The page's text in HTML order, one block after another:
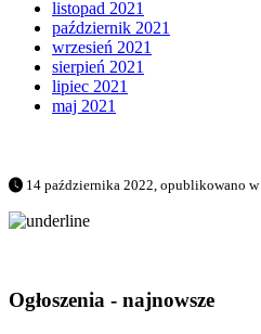
listopad 2021
październik 2021
wrzesień 2021
sierpień 2021
lipiec 2021
maj 2021
14 października 2022, opublikowano w
Ogłoszenia - najnowsze